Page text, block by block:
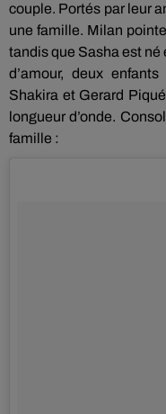
couple. Portés par leur
une famille. Milan
tandis que Sasha est né
d’amour, deux
Shakira et Gerard
longueur d’onde.
famille :